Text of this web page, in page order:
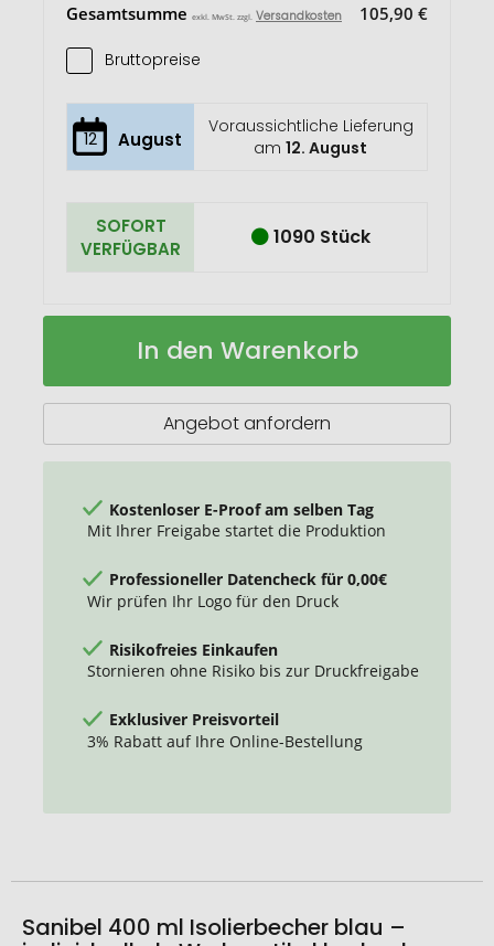
Gesamtsumme exkl. MwSt. zzgl. Versandkosten 105,90 €
Bruttopreise
12 August
Voraussichtliche Lieferung
am12. August
SOFORT
VERFÜGBAR
1090 Stück
Sanibel
Isolierbecher
Auf
In den Warenkorb
Angebot anfordern
Kostenloser E-Proof am selben Tag
Mit Ihrer Freigabe startet die Produktion
Professioneller Datencheck für 0,00€
Wir prüfen Ihr Logo für den Druck
Risikofreies Einkaufen
Stornieren ohne Risiko bis zur Druckfreigabe
Exklusiver Preisvorteil
3% Rabatt auf Ihre Online-Bestellung
Sanibel 400 ml Isolierbecher blau –